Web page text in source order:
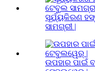
ସୂର୍ଯ୍ୟକିରଣ
ସାମଗ୍ରୀ |
ଉପହାର ପାଇଁ